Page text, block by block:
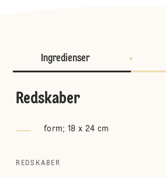
Ingredienser
Redskaber
form; 18 x 24 cm
REDSKABER